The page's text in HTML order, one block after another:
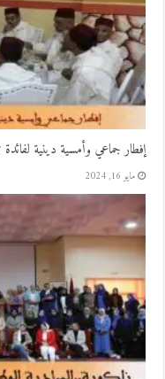
إفطار جماعي وأمسية دينية لفائدة
مايو 16, 2024